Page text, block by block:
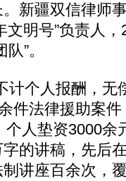
新疆双信律师
文明号”负责人
”。
个人报酬，无
件法律援助案
人垫资3000余
的讲稿，先后
讲座百余次，